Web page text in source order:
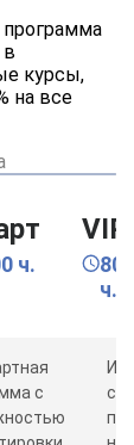
в
курсы,
на все
ч.
VIP
ч.
с